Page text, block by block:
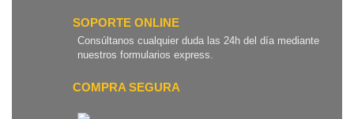
SOPORTE ONLINE
Consúltanos cualquier duda las 24h del día mediante
nuestros formularios express.
COMPRA SEGURA